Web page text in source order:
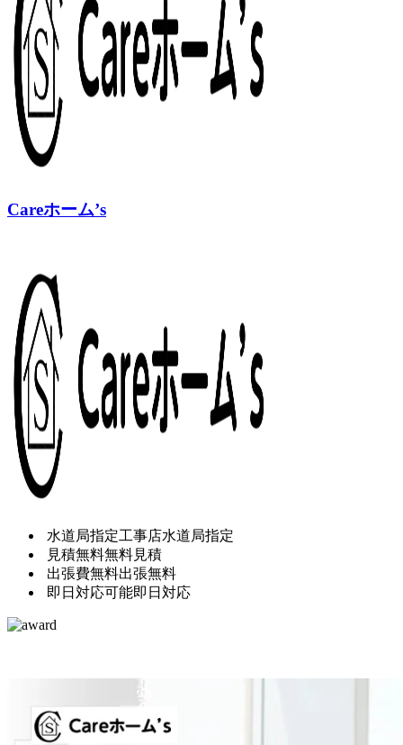
Careホーム’s
水道局指定工事店水道局指定
見積無料無料見積
出張費無料出張無料
即日対応可能即日対応